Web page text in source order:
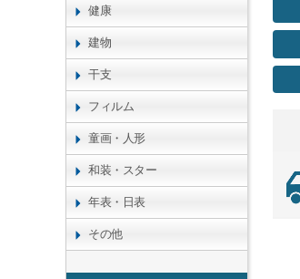
健康
建物
干支
フィルム
童画・人形
和装・スター
年表・日表
その他